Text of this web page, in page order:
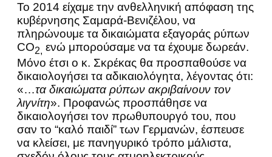
Το 2014 είχαμε την ανθελληνική απόφαση της
κυβέρνησης Σαμαρά-Βενιζέλου, να
πληρώνουμε τα δικαιώματα εξαγοράς ρύπων
CO2, ενώ μπορούσαμε να τα έχουμε δωρεάν.
Μόνο έτσι ο κ. Σκρέκας θα προσπαθούσε να
δικαιολογήσει τα αδικαιολόγητα, λέγοντας ότι:
«…τα δικαιώματα ρύπων ακριβαίνουν τον
λιγνίτη». Προφανώς προσπάθησε να
δικαιολογήσει τον πρωθυπουργό του, που
σαν το “καλό παιδί” των Γερμανών, έσπευσε
να κλείσει, με πανηγυρικό τρόπο μάλιστα,